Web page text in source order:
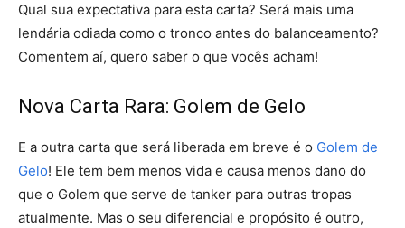
Qual sua expectativa para esta carta? Será mais uma
lendária odiada como o tronco antes do balanceamento?
Comentem aí, quero saber o que vocês acham!
Nova Carta Rara: Golem de Gelo
E a outra carta que será liberada em breve é o Golem de
Gelo! Ele tem bem menos vida e causa menos dano do
que o Golem que serve de tanker para outras tropas
atualmente. Mas o seu diferencial e propósito é outro,